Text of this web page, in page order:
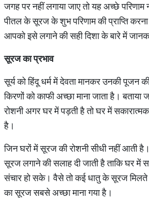
जगह पर नहीं लगाया जाए तो यह अच्छे
पीतल के सूरज के शुभ परिणाम की प्राप्ति
आपको इसे लगाने की सही दिशा के बारे में
सूरजकाप्रभाव
सूर्य को हिंदू धर्म में देवता मानकर उनकी पूजन
किरणों को काफी अच्छा माना जाता है। बताया
रोशनी अगर घर में पड़ती है तो घर में सकारात्मक
है।
जिन घरों में सूरज की रोशनी सीधी नहीं आती
सूरज लगाने की सलाह दी जाती है ताकि घर में
संचार हो सके। वैसे तो कई धातु के सूरज मिलते
का सूरज सबसे अच्छा माना गया है।